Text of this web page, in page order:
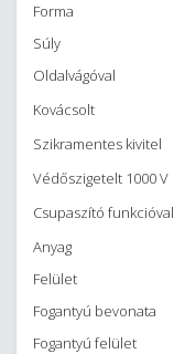
Forma
Súly
Oldalvágóval
Kovácsolt
Szikramentes kivitel
Védőszigetelt 1000 V
Csupaszító funkcióval
Anyag
Felület
Fogantyú bevonata
Fogantyú felület